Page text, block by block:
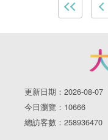
更新日期：2026-08-07
今日瀏覽：10666
總訪客數：258936470